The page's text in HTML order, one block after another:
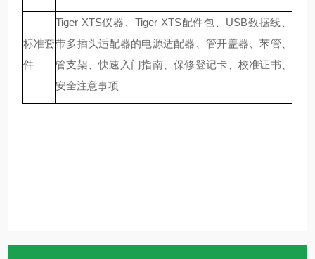
标准套
件
Tiger XTS仪器、Tiger XTS配件包、USB数据线、
带多插头适配器的电源适配器、管开盖器、苯管、
管支架、快速入门指南、保修登记卡、校准证书、
安全注意事项